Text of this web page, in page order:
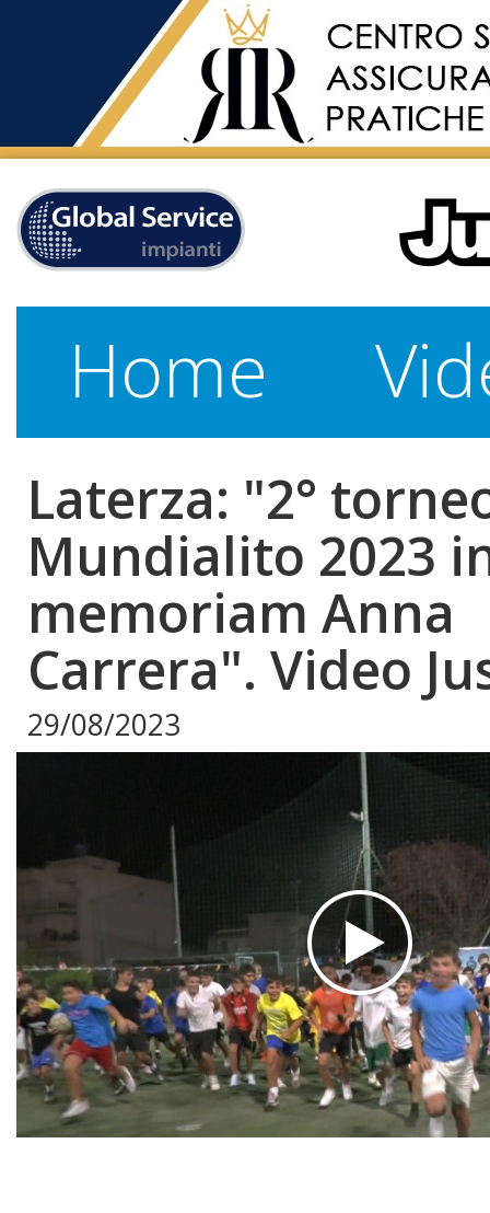
Home
Laterza: "2°
Mundialito 2023
memoriam Anna
Carrera". Video
29/08/2023